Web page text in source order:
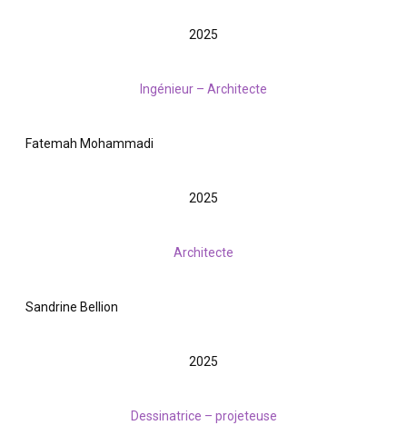
2025
Ingénieur – Architecte
Fatemah Mohammadi
2025
Architecte
Sandrine Bellion
2025
Dessinatrice – projeteuse